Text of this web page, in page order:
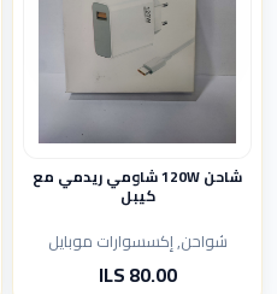
شاحن 120W شاومي ريدمي مع
كيبل
شواحن, إكسسوارات موبايل
80.00 ILS